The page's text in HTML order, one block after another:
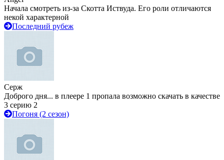
Начала смотреть из-за Скотта Иствуда. Его роли отличаются
некой характерной
Последний рубеж
Серж
Доброго дня... в плеере 1 пропала возможно скачать в качестве
3 серию 2
Погоня (2 сезон)